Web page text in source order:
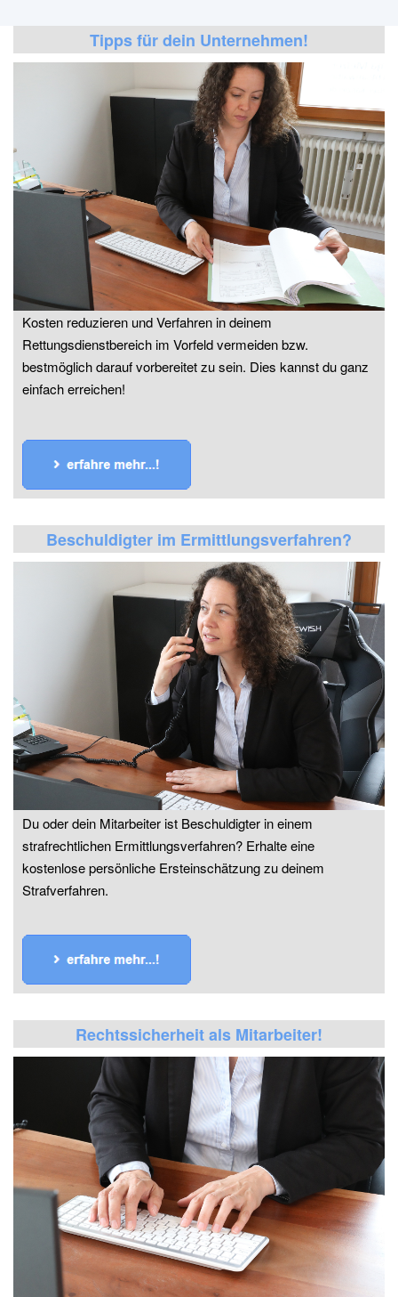
Tipps für dein Unternehmen!
Kosten reduzieren und Verfahren in deinem
Rettungsdienstbereich im Vorfeld vermeiden bzw.
bestmöglich darauf vorbereitet zu sein. Dies kannst du ganz
Beschuldigter im Ermittlungsverfahren?
Du oder dein Mitarbeiter ist Beschuldigter in einem
strafrechtlichen Ermittlungsverfahren? Erhalte eine
kostenlose persönliche Ersteinschätzung zu deinem
Rechtssicherheit als Mitarbeiter!